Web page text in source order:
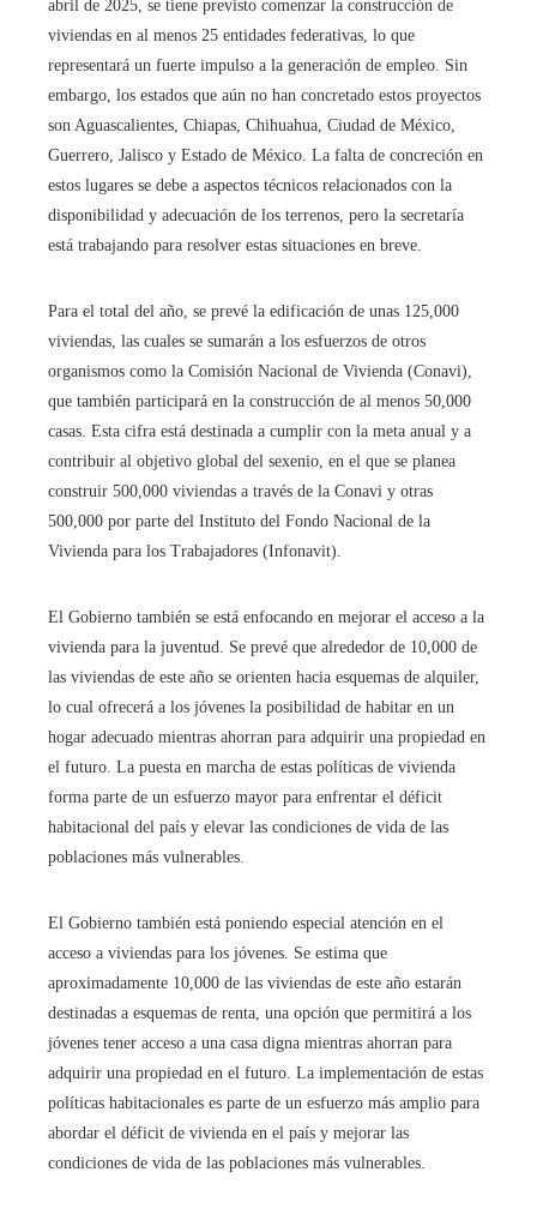
abril de 2025, se tiene previsto comenzar la construcción de
viviendas en al menos 25 entidades federativas, lo que
representará un fuerte impulso a la generación de empleo. Sin
embargo, los estados que aún no han concretado estos proyectos
son Aguascalientes, Chiapas, Chihuahua, Ciudad de México,
Guerrero, Jalisco y Estado de México. La falta de concreción en
estos lugares se debe a aspectos técnicos relacionados con la
disponibilidad y adecuación de los terrenos, pero la secretaría
está trabajando para resolver estas situaciones en breve.
Para el total del año, se prevé la edificación de unas 125,000
viviendas, las cuales se sumarán a los esfuerzos de otros
organismos como la Comisión Nacional de Vivienda (Conavi),
que también participará en la construcción de al menos 50,000
casas. Esta cifra está destinada a cumplir con la meta anual y a
contribuir al objetivo global del sexenio, en el que se planea
construir 500,000 viviendas a través de la Conavi y otras
500,000 por parte del Instituto del Fondo Nacional de la
Vivienda para los Trabajadores (Infonavit).
El Gobierno también se está enfocando en mejorar el acceso a la
vivienda para la juventud. Se prevé que alrededor de 10,000 de
las viviendas de este año se orienten hacia esquemas de alquiler,
lo cual ofrecerá a los jóvenes la posibilidad de habitar en un
hogar adecuado mientras ahorran para adquirir una propiedad en
el futuro. La puesta en marcha de estas políticas de vivienda
forma parte de un esfuerzo mayor para enfrentar el déficit
habitacional del país y elevar las condiciones de vida de las
poblaciones más vulnerables.
El Gobierno también está poniendo especial atención en el
acceso a viviendas para los jóvenes. Se estima que
aproximadamente 10,000 de las viviendas de este año estarán
destinadas a esquemas de renta, una opción que permitirá a los
jóvenes tener acceso a una casa digna mientras ahorran para
adquirir una propiedad en el futuro. La implementación de estas
políticas habitacionales es parte de un esfuerzo más amplio para
abordar el déficit de vivienda en el país y mejorar las
condiciones de vida de las poblaciones más vulnerables.